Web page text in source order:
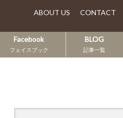
ABOUT US CONTACT
Facebook
フェイスブック
BLOG
記事一覧